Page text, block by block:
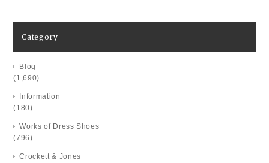
Category
Blog
(1,690)
Information
(180)
Works of Dress Shoes
(796)
Crockett & Jones